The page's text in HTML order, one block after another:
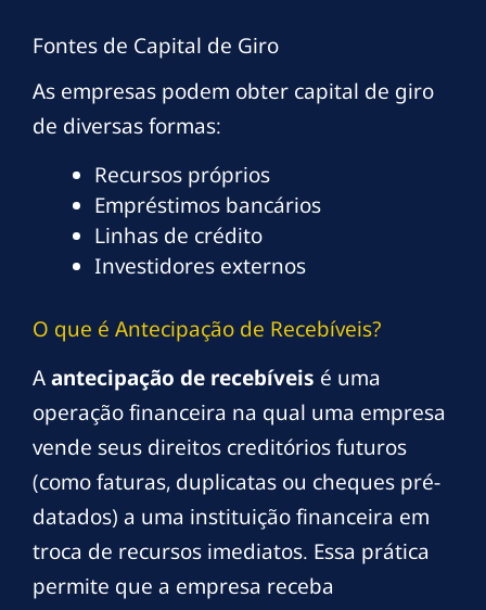
Fontes de Capital de Giro
As empresas podem obter capital de giro
de diversas formas:
Recursos próprios
Empréstimos bancários
Linhas de crédito
Investidores externos
O que é Antecipação de Recebíveis?
Aantecipação de recebíveis é uma
operação financeira na qual uma empresa
vende seus direitos creditórios futuros
(como faturas, duplicatas ou cheques pré-
datados) a uma instituição financeira em
troca de recursos imediatos. Essa prática
permite que a empresa receba